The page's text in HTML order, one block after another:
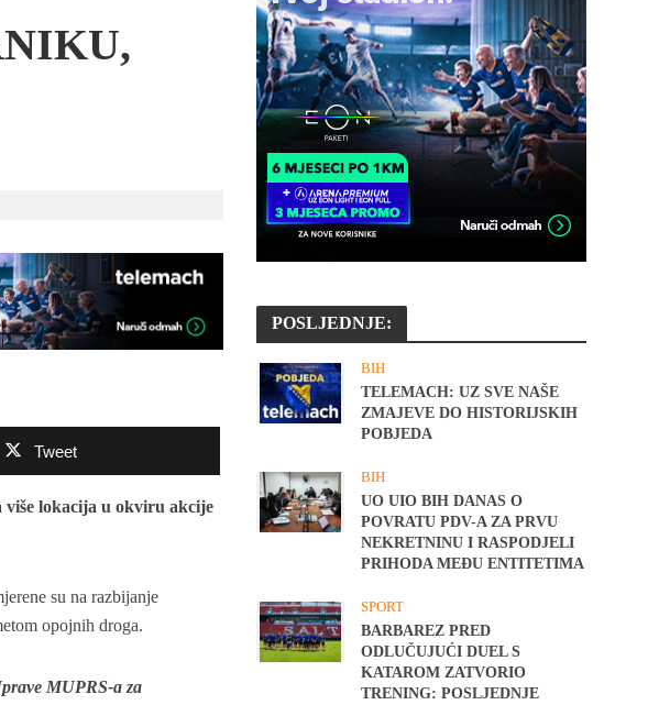
Tweet
lokacija u okviru akcije
su na razbijanje
opojnih droga.
MUPRS-a za
POSLJEDNJE:
BIH
TELEMACH: UZ SVE NAŠE
ZMAJEVE DO HISTORIJSKIH
POBJEDA
BIH
UO UIO BIH DANAS O
POVRATU PDV-A ZA PRVU
NEKRETNINU I RASPODJELI
PRIHODA MEĐU ENTITETIMA
SPORT
BARBAREZ PRED
ODLUČUJUĆI DUEL S
KATAROM ZATVORIO
TRENING: POSLJEDNJE